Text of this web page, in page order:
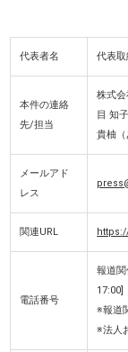
代表者名 代表
本件の連絡
先/担当
株式
目 知
貴柚（
メールアド
レス
関連URL
電話番号
報道
17:00]
※報道
※法人